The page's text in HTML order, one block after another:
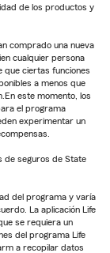
de los productos y
comprado una nueva
cualquier persona
que ciertas funciones
a menos que
este momento, los
el programa
experimentar un
de seguros de State
del programa y varía
La aplicación Life
se requiera un
del programa Life
a recopilar datos